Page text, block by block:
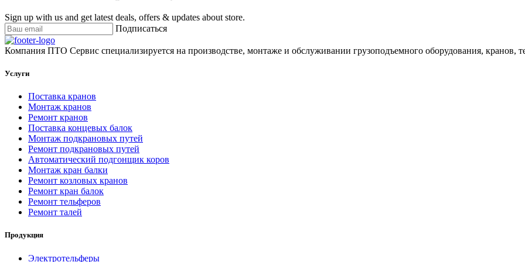
Sign up with us and get latest deals, offers & updates about store.
Подписаться
Компания ПТО Сервис специализируется на производстве, монтаже и обслуживании грузоподъемного оборудования, кранов,
Услуги
Поставка кранов
Монтаж кранов
Ремонт кранов
Поставка концевых балок
Монтаж подкрановых путей
Ремонт подкрановых путей
Автоматический подгонщик коров
Монтаж кран балки
Ремонт козловых кранов
Ремонт кран балок
Ремонт тельферов
Ремонт талей
Продукция
Электротельферы